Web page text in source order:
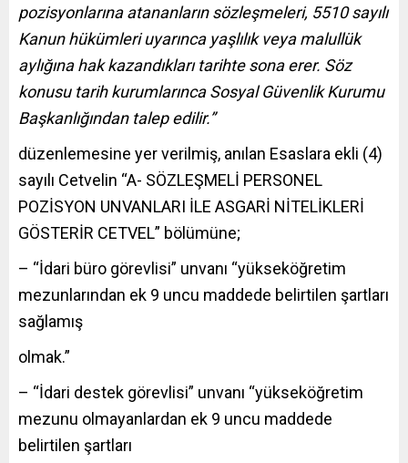
pozisyonlarına atananların sözleşmeleri, 5510 sayılı
Kanun hükümleri uyarınca yaşlılık veya malullük
aylığına hak kazandıkları tarihte sona erer. Söz
konusu tarih kurumlarınca Sosyal Güvenlik Kurumu
Başkanlığından talep edilir.”
düzenlemesine yer verilmiş, anılan Esaslara ekli (4)
sayılı Cetvelin “A- SÖZLEŞMELİ PERSONEL
POZİSYON UNVANLARI İLE ASGARİ NİTELİKLERİ
GÖSTERİR CETVEL” bölümüne;
– “İdari büro görevlisi” unvanı “yükseköğretim
mezunlarından ek 9 uncu maddede belirtilen şartları
sağlamış
olmak.”
– “İdari destek görevlisi” unvanı “yükseköğretim
mezunu olmayanlardan ek 9 uncu maddede
belirtilen şartları